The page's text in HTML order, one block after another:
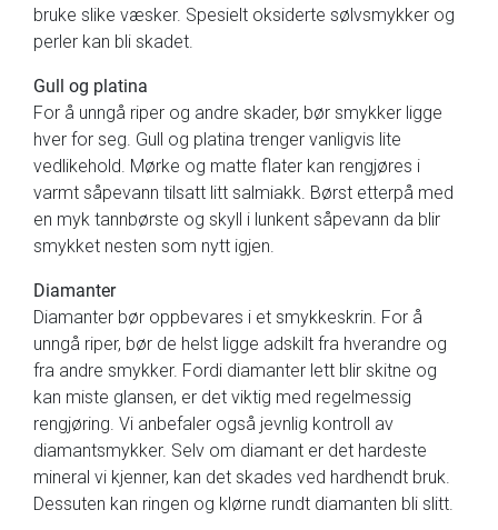
bruke slike væsker. Spesielt oksiderte sølvsmykker og
perler kan bli skadet.
Gull og platina
For å unngå riper og andre skader, bør smykker ligge
hver for seg. Gull og platina trenger vanligvis lite
vedlikehold. Mørke og matte flater kan rengjøres i
varmt såpevann tilsatt litt salmiakk. Børst etterpå med
en myk tannbørste og skyll i lunkent såpevann da blir
smykket nesten som nytt igjen.
Diamanter
Diamanter bør oppbevares i et smykkeskrin. For å
unngå riper, bør de helst ligge adskilt fra hverandre og
fra andre smykker. Fordi diamanter lett blir skitne og
kan miste glansen, er det viktig med regelmessig
rengjøring. Vi anbefaler også jevnlig kontroll av
diamantsmykker. Selv om diamant er det hardeste
mineral vi kjenner, kan det skades ved hardhendt bruk.
Dessuten kan ringen og klørne rundt diamanten bli slitt.